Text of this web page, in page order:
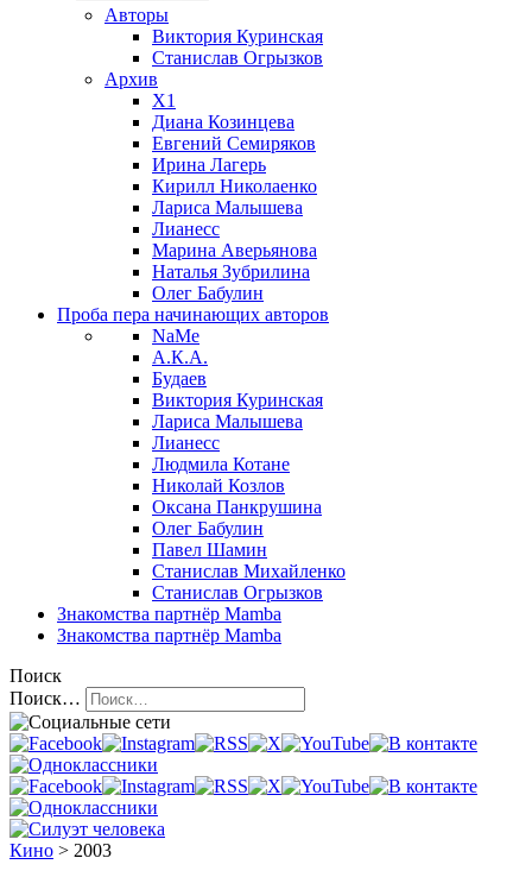
Авторы
Виктория Куринская
Станислав Огрызков
Архив
X1
Диана Козинцева
Евгений Семиряков
Ирина Лагерь
Кирилл Николаенко
Лариса Малышева
Лианесс
Марина Аверьянова
Наталья Зубрилина
Олег Бабулин
Проба пера начинающих авторов
NaMe
А.К.А.
Будаев
Виктория Куринская
Лариса Малышева
Лианесс
Людмила Котане
Николай Козлов
Оксана Панкрушина
Олег Бабулин
Павел Шамин
Станислав Михайленко
Станислав Огрызков
Знакомства партнёр Mamba
Знакомства партнёр Mamba
Поиск
Поиск…
Кино > 2003